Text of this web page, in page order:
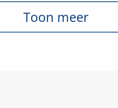
Toon meer